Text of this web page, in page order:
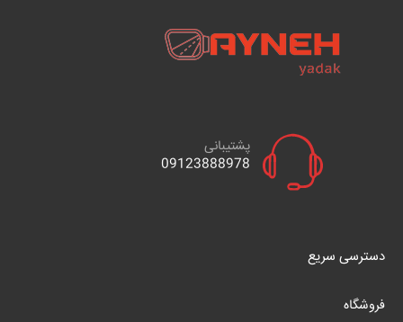
پشتیبانی
09123888978
دسترسی سریع
فروشگاه